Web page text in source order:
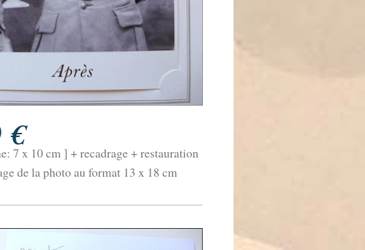
€
7 x 10 cm ] + recadrage + restauration
de la photo au format 13 x 18 cm